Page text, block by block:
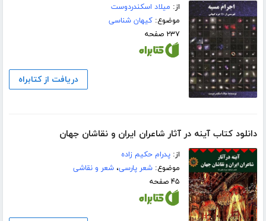
از: میلاد اسکندردوست
موضوع:کیهان شناسی
۲۳۷ صفحه
دریافت از کتابراه
دانلود کتاب آینه در آثار شاعران ایران و نقاشان جهان
از:پدرام حکیم زاده
موضوع:شعر پارسی،شعر و نقاشی
۴۵ صفحه